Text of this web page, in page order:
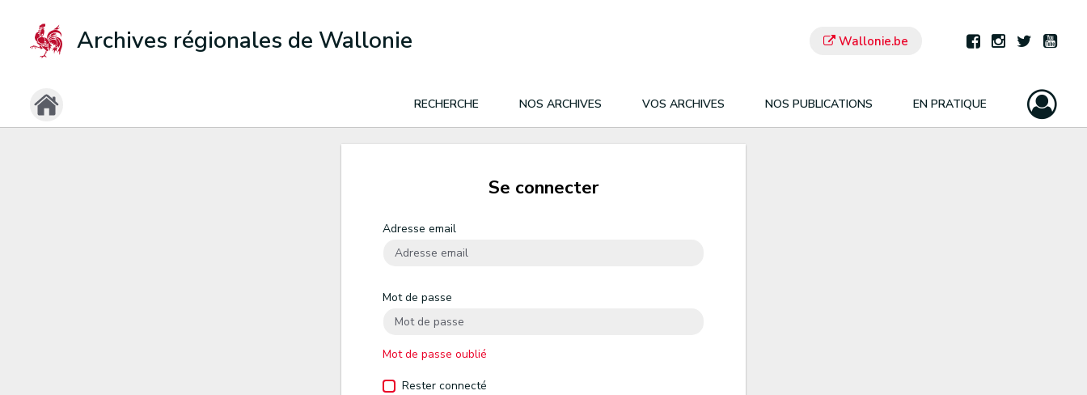
Archives régionales de Wallonie Wallonie.be
RECHERCHE NOS ARCHIVES VOS ARCHIVES NOS PUBLICATIONS EN PRATIQUE
Se connecter
Adresse email
Mot de passe
Mot de passe oublié
Rester connecté